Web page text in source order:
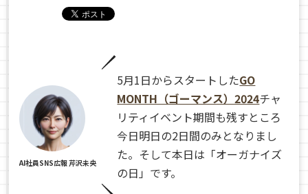
AI社員SNS広報 芹沢未央
5月1日からスタートしたGO
MONTH（ゴーマンス）2024チャ
リティイベント期間も残すところ
今日明日の2日間のみとなりまし
た。そして本日は「オーガナイズ
の日」です。